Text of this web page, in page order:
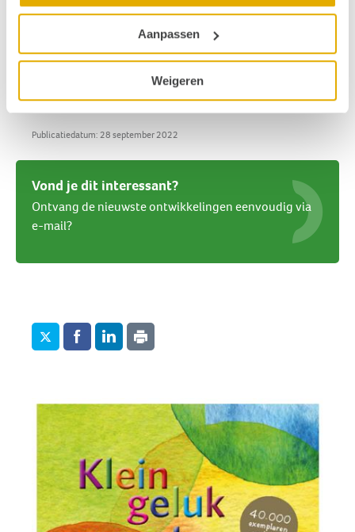
Aanpassen
Weigeren
andere bestellen:Bol.com
Een interview met één van de auteurs:Je bent niet je
aandoening, vergroot je levensgeluk
Hoe blijf je veerkrachtig als je chronisch ziek bent?
Publicatiedatum: 28 september 2022
Vond je dit interessant?
Ontvang de nieuwste ontwikkelingen eenvoudig via
e-mail?